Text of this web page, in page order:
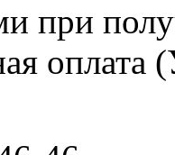
при